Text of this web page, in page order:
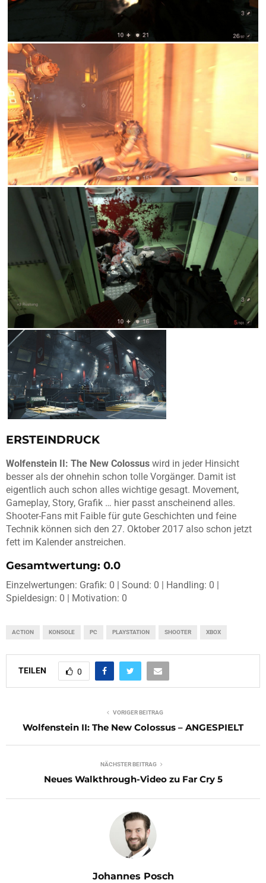
ERSTEINDRUCK
Wolfenstein II: The New Colossus wird in jeder Hinsicht
besser als der ohnehin schon tolle Vorgänger. Damit ist
eigentlich auch schon alles wichtige gesagt. Movement,
Gameplay, Story, Grafik … hier passt anscheinend alles.
Shooter-Fans mit Faible für gute Geschichten und feine
Technik können sich den 27. Oktober 2017 also schon jetzt
fett im Kalender anstreichen.
Gesamtwertung: 0.0
Einzelwertungen: Grafik: 0 | Sound: 0 | Handling: 0 |
Spieldesign: 0 | Motivation: 0
ACTION KONSOLE PC PLAYSTATION SHOOTER XBOX
TEILEN 0
VORIGER BEITRAG
Wolfenstein II: The New Colossus – ANGESPIELT
NÄCHSTER BEITRAG
Neues Walkthrough-Video zu Far Cry 5
Johannes Posch